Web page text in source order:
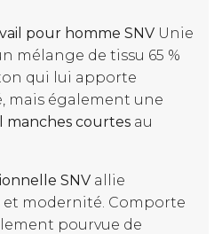
pour homme SNV Unie
mélange de tissu 65 %
qui lui apporte
mais également une
manches courtes au
SNV allie
modernité. Comporte
pourvue de